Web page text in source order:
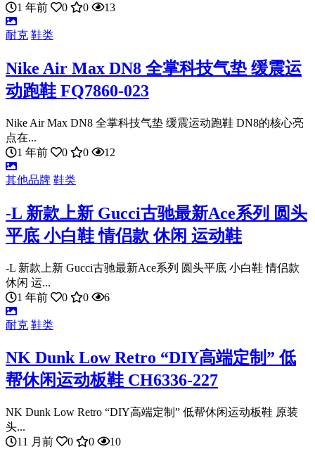
1 年前
0 0 13
耐克 鞋类
Nike Air Max DN8 全掌科技气垫 缓震运
动跑鞋 FQ7860-023
Nike Air Max DN8 全掌科技气垫 缓震运动跑鞋 DN8的核心亮
点在...
1 年前
0 0 12
其他品牌 鞋类
-L 新款上新 Gucci古驰最新Ace系列 圆头
平底 小白鞋 情侣款 休闲 运动鞋
-L 新款上新 Gucci古驰最新Ace系列 圆头平底 小白鞋 情侣款
休闲 运...
1 年前
0 0 6
耐克 鞋类
NK Dunk Low Retro “DIY高端定制” 低
帮休闲运动板鞋 CH6336-227
NK Dunk Low Retro “DIY高端定制” 低帮休闲运动板鞋 原装
头...
11 月前
0 0 10